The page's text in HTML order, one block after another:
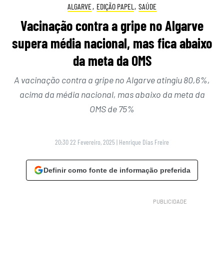
ALGARVE, EDIÇÃO PAPEL , SAÚDE
Vacinação contra a gripe no Algarve
supera média nacional, mas fica abaixo
da meta da OMS
A vacinação contra a gripe no Algarve atingiu 80,6%,
acima da média nacional, mas abaixo da meta da
OMS de 75%
20:30 22 Fevereiro, 2025 | Henrique Dias Freire
Definir como fonte de informação preferida